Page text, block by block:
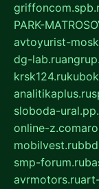
PARK-
avtoyurist-
dg-lab.ru
krsk124.ru
analitikaplus.ru
sloboda-
online-z.com
mobilvest.ru
smp-forum.ru
avrmotors.ru